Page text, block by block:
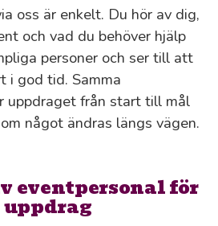
oss är enkelt. Du hör av dig,
och vad du behöver hjälp
personer och ser till att
i god tid. Samma
uppdraget från start till mål
något ändras längs vägen.
eventpersonal för